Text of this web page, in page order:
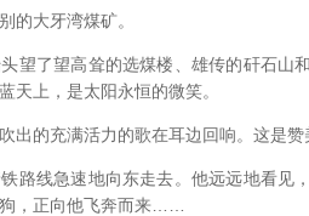
的大牙湾煤矿。
望了望高耸的选煤楼、雄传的矸石山
天上，是太阳永恒的微笑。
出的充满活力的歌在耳边回响。这是赞
路线急速地向东走去。他远远地看见
，正向他飞奔而来……